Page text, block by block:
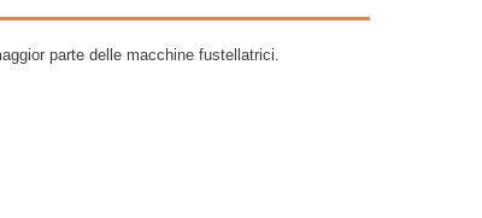
parte delle macchine fustellatrici.